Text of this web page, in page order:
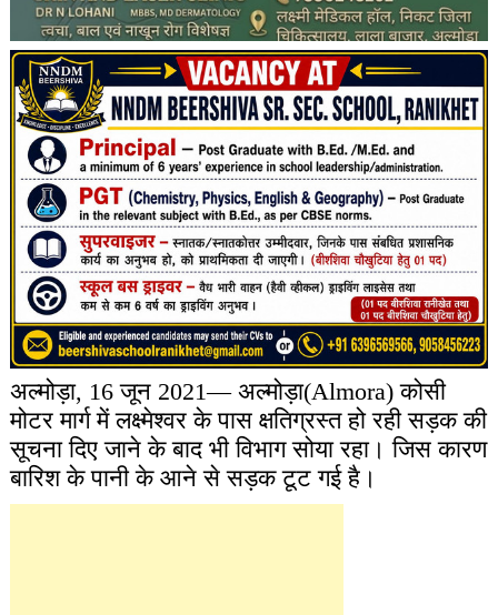
अल्मोड़ा, 16 जून 2021— अल्मोड़ा(Almora) कोसी
मोटर मार्ग में लक्ष्मेश्वर के पास क्षतिग्रस्त हो रही सड़क की
सूचना दिए जाने के बाद भी विभाग सोया रहा। जिस कारण
बारिश के पानी के आने से सड़क टूट गई है।